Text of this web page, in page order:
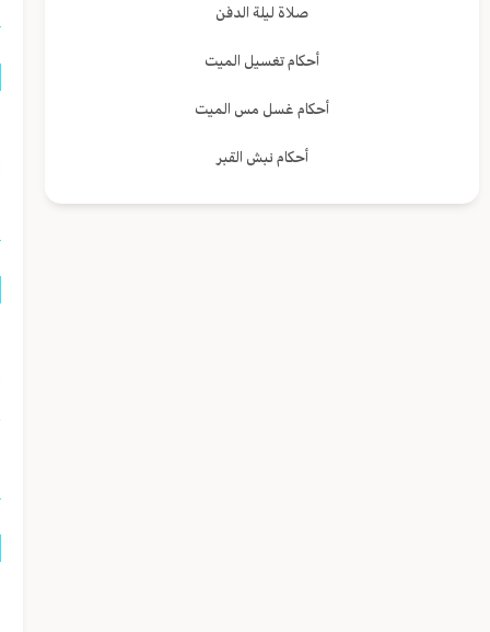
صلاة ليلة الدفن
أحكام تغسيل الميت
أحكام غسل مس الميت
أحكام نبش القبر